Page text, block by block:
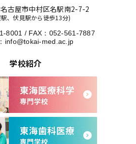
名古屋市中村区名駅南2-7-2
、伏見駅から徒歩13分)
8001 / FAX：052-561-7887
info@tokai-med.ac.jp
学校紹介